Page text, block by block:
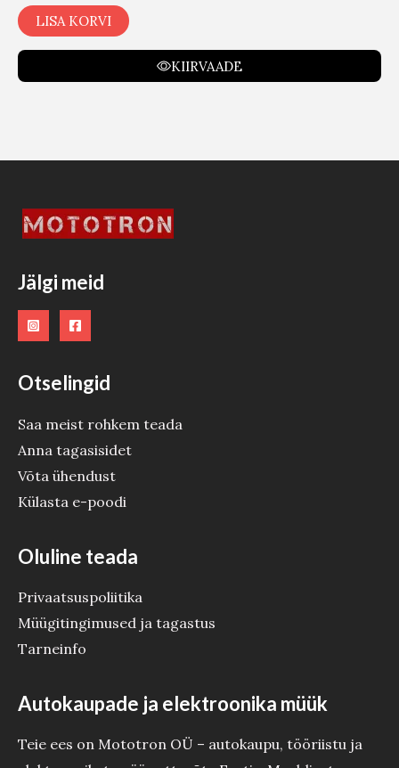
LISA KORVI
KIIRVAADE
Jälgi meid
Otselingid
Saa meist rohkem teada
Anna tagasisidet
Võta ühendust
Külasta e-poodi
Oluline teada
Privaatsuspoliitika
Müügitingimused ja tagastus
Tarneinfo
Autokaupade ja elektroonika müük
Teie ees on Mototron OÜ – autokaupu, tööriistu ja